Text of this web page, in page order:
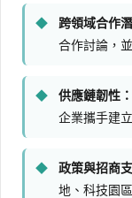
跨領域合作
合作討論，
供應鏈韌性：
企業攜手建
政策與招商
地、科技園